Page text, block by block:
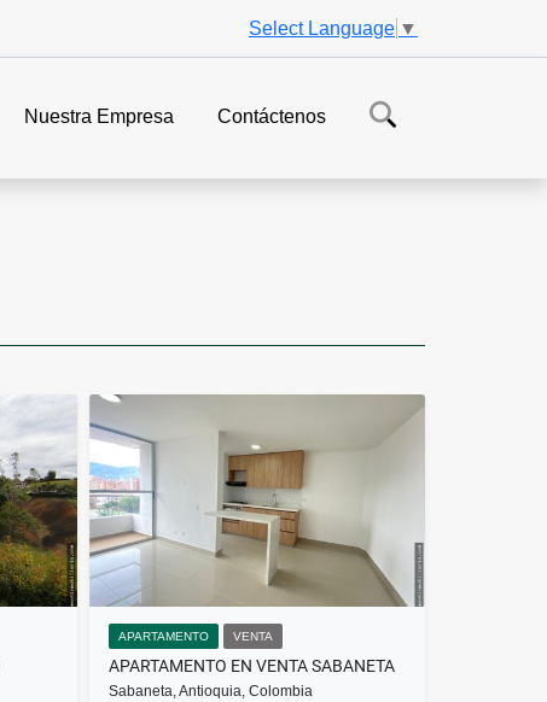
Select Language ▼
Nuestra Empresa Contáctenos
APARTAMENTO VENTA
APARTAMENTO EN VENTA SABANETA
Sabaneta, Antioquia, Colombia